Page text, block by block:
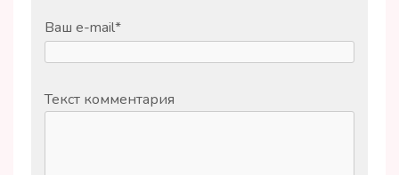
Ваш e-mail*
Текст комментария